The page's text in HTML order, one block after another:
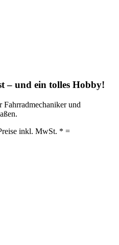
– und ein tolles Hobby!
und
inkl. MwSt. * =